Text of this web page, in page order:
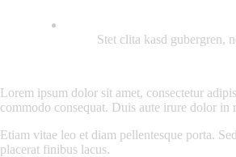
Stet clita kasd gubergren,
Lorem ipsum dolor sit amet, consectetur
commodo consequat. Duis aute irure dolor
Etiam vitae leo et diam pellentesque porta.
placerat finibus lacus.